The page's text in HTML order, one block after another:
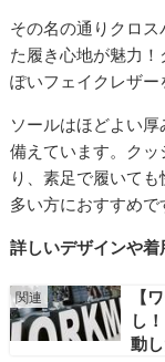
その名の通りクロ
た履き心地が魅力
ぽいフェイクレザー
ソールはほどよい
備えています。ク
り、素足で履いて
多い方におすすめで
詳しいデザインや
【
し
動